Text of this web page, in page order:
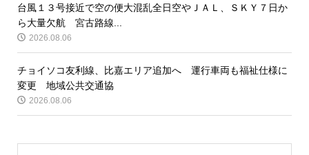
台風１３号接近で空の便大混乱全日空やＪＡＬ、ＳＫＹ７日か
ら大量欠航 宮古路線...
2026.08.06
チョイソコ友利線、比嘉エリア追加へ 運行車両も福祉仕様に
変更 地域公共交通協
2026.08.06